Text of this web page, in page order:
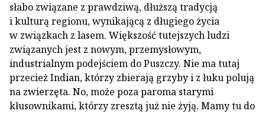
słabo związane z prawdziwą, dłuższą tradycją
i kulturą regionu, wynikającą z długiego życia
w związkach z lasem. Większość tutejszych ludzi
związanych jest z nowym, przemysłowym,
industrialnym podejściem do Puszczy. Nie ma tutaj
przecież Indian, którzy zbierają grzyby i z łuku polują
na zwierzęta. No, może poza paroma starymi
kłusownikami, którzy zresztą już nie żyją. Mamy tu do